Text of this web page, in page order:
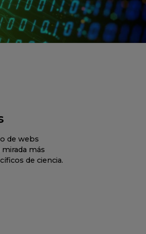
de webs
más
de ciencia.